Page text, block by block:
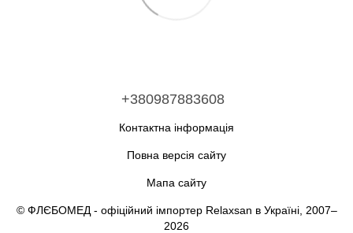
+380987883608
Контактна інформація
Повна версія сайту
Мапа сайту
© ФЛЄБОМЕД - офіційний імпортер Relaxsan в Україні, 2007–
2026